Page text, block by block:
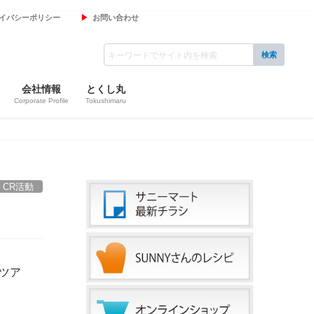
バシーポリシー お問い合わせ
会社情報
Corporate Profile
とくし丸
Tokushimaru
CR活動
ア